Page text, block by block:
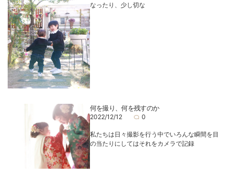
なったり、少し切な
何を撮り、何を残すのか
2022/12/12 0
私たちは日々撮影を行う中でいろんな瞬間を目
の当たりにしてはそれをカメラで記録